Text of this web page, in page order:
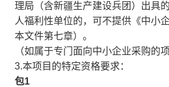
理局（含新疆生产建设兵团）出具
人福利性单位的，可不提供《中小
本文件第七章）。
（如属于专门面向中小企业采购的
3.本项目的特定资格要求：
包1